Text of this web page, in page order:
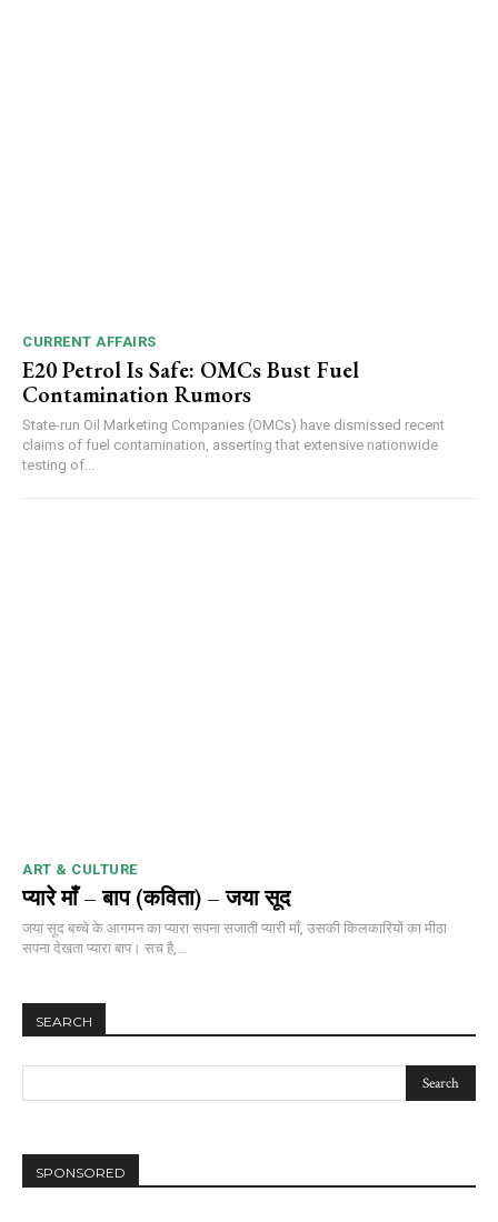
CURRENT AFFAIRS
E20 Petrol Is Safe: OMCs Bust Fuel
Contamination Rumors
State-run Oil Marketing Companies (OMCs) have dismissed recent
claims of fuel contamination, asserting that extensive nationwide
testing of...
ART & CULTURE
प्यारे माँ – बाप (कविता) – जया सूद
जया सूद बच्चे के आगमन का प्यारा सपना सजाती प्यारी माँ, उसकी किलकारियों का मीठा
सपना देखता प्यारा बाप। सच है,...
SEARCH
SPONSORED